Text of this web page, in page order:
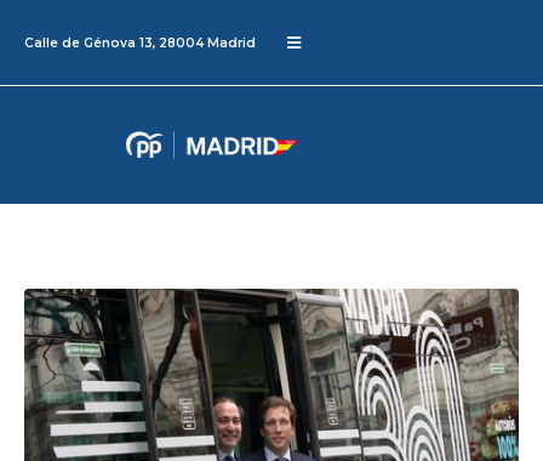
Calle de Génova 13, 28004 Madrid